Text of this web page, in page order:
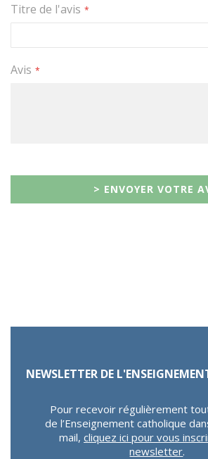
Titre de l'avis
Avis
> ENVOYER VOTRE
NEWSLETTER DE
Pour recevoir régulièrement
de l’Enseignement catholique
mail, cliquez ici pour vous
newsletter.